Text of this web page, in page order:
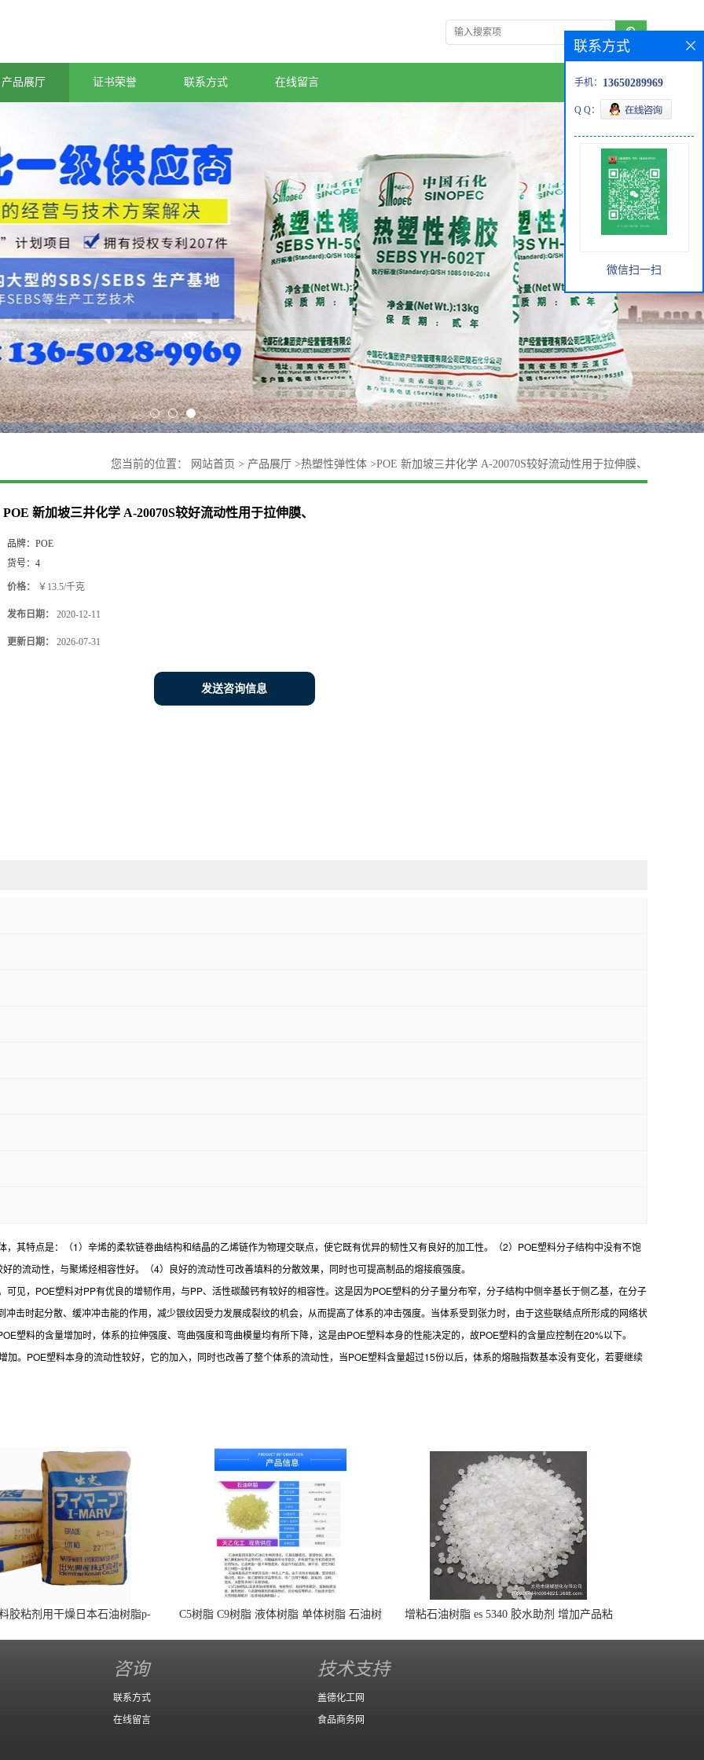
产品展厅 证书荣誉 联系方式 在线留言
您当前的位置： 网站首页 > 产品展厅 >热塑性弹性体 >POE 新加坡三井化学 A-20070S较好流动性用于拉伸膜、
POE 新加坡三井化学 A-20070S较好流动性用于拉伸膜、
品牌： POE
货号： 4
价格： ￥13.5/千克
发布日期： 2020-12-11
更新日期： 2026-07-31
发送咨询信息
其特点是：（1）辛烯的柔软链卷曲结构和结晶的乙烯链作为物理交联点，使它既有优异的韧性又有良好的加工性。（2）POE塑料分子结构中没有不饱
的流动性，与聚烯烃相容性好。（4）良好的流动性可改善填料的分散效果，同时也可提高制品的熔接痕强度。
见，POE塑料对PP有优良的增韧作用，与PP、活性碳酸钙有较好的相容性。这是因为POE塑料的分子量分布窄，分子结构中侧辛基长于侧乙基，在分子
击时起分散、缓冲冲击能的作用，减少银纹因受力发展成裂纹的机会，从而提高了体系的冲击强度。当体系受到张力时，由于这些联结点所形成的网络状
塑料的含量增加时，体系的拉伸强度、弯曲强度和弯曲模量均有所下降，这是由POE塑料本身的性能决定的，故POE塑料的含量应控制在20%以下。
。POE塑料本身的流动性较好，它的加入，同时也改善了整个体系的流动性，当POE塑料含量超过15份以后，体系的熔融指数基本没有变化，若要继续
胶粘剂用干燥日本石油树脂p-
C5树脂 C9树脂 液体树脂 单体树脂 石油树
增粘石油树脂 es 5340 胶水助剂 增加产品粘
联系方式
手机： 13650289969
Q Q：
微信扫一扫
咨询
联系方式
在线留言
技术支持
盖德化工网
食品商务网